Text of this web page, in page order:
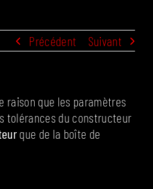
Précédent Suivant
raison que les paramètres
tolérances du constructeur
que de la boîte de